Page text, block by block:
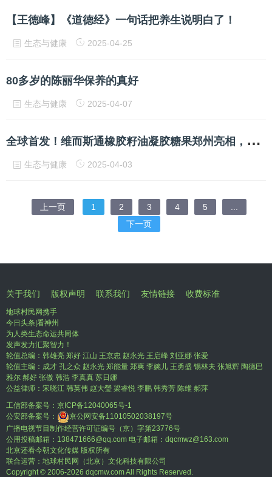
【王德峰】《道德经》一句话把养生说明白了！
生态与健康 2025-04-25
80多岁的陈丽华保养的真好
生态与健康 2025-04-07
全
球首发！维而斯通橡胶籽油凝胶糖果郑州亮相，中医药大健康产业再添“护心利器”
生态与健康 2025-04-03
上一页 1 2 3 4 5
下一页
关于我们 版权声明 联系我们 友情链接 收费标准
地球村民网携手
今日头条|看神州
为人类生态命运共同体
发声发力汇聚智力！
轮值总编：韩雄亮 郑好 江山 王京忠 赵永光 王启峰 刘亚娜 张爱
轮值主编：成才 孔之众 赵永光 郑能量 郑爽 李婉儿 王勇盛 锡林夫 张旭辉 陶德巴
雅尔 郝好 张傲 韩浩 李真真 苏日娜
公益律师：宋晓江 韩英伟 赵大瑩 梁睿悦 李鹏 韩秀芳 陈维 郝萍
工信部备案号： 京ICP备12040065号-1
公安部备案号：
京公网安备11010502038197号
广播电视节目制作经营许可证编号（京）字第23776号
公用投稿邮箱：138471666@qq.com 电子邮箱：dqcmwz@163.com
北京还看今朝文化传媒 版权所有
联合运营：地球村民网（北京）文化科技有限公司
Copyright © 2006-2026 dqcmw.com All Rights Reserved.